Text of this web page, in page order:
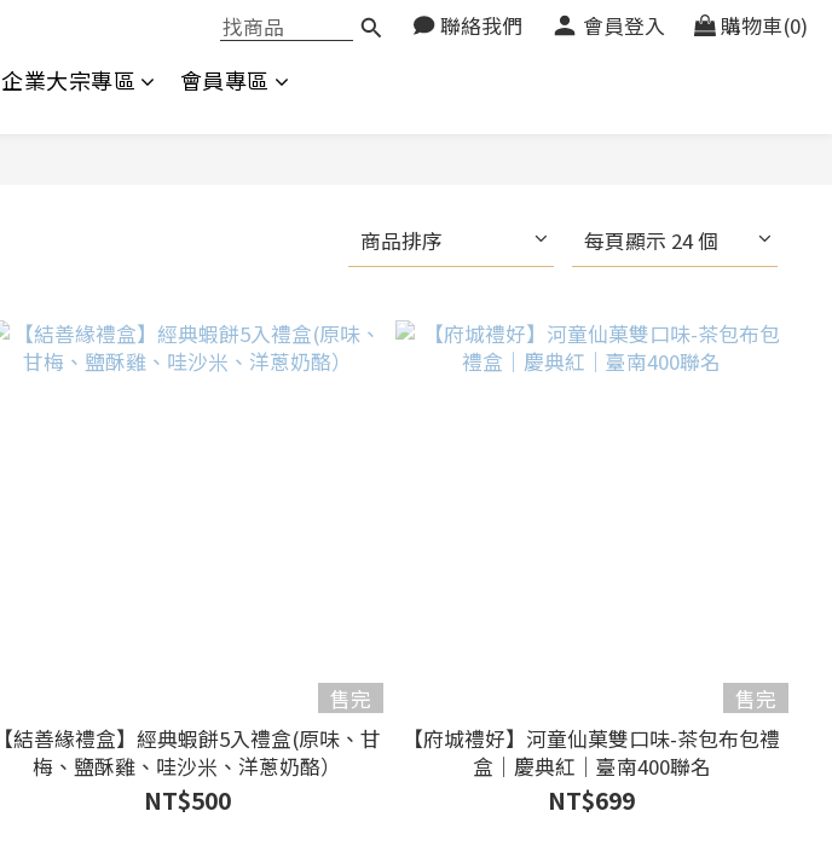
聯絡我們 會員登入 購物車(0)
企業大宗專區 會員專區
商品排序 每頁顯示 24 個
售完
【結善緣禮盒】經典蝦餅5入禮盒(原味、甘
梅、鹽酥雞、哇沙米、洋蔥奶酪）
NT$500
售完
【府城禮好】河童仙菓雙口味-茶包布包禮
盒｜慶典紅｜臺南400聯名
NT$699